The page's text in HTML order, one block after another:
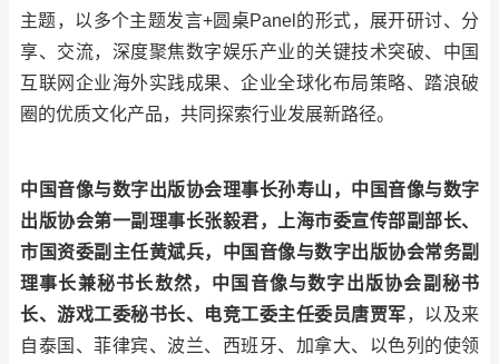
主题，以多个主题发言+圆桌Panel的形式，展开研讨、分
享、交流，深度聚焦数字娱乐产业的关键技术突破、中国
互联网企业海外实践成果、企业全球化布局策略、踏浪破
圈的优质文化产品，共同探索行业发展新路径。
中国音像与数字出版协会理事长孙寿山，中国音像与数字
出版协会第一副理事长张毅君，上海市委宣传部副部长、
市国资委副主任黄斌兵，中国音像与数字出版协会常务副
理事长兼秘书长敖然，中国音像与数字出版协会副秘书
长、游戏工委秘书长、电竞工委主任委员唐贾军，以及来
自泰国、菲律宾、波兰、西班牙、加拿大、以色列的使领